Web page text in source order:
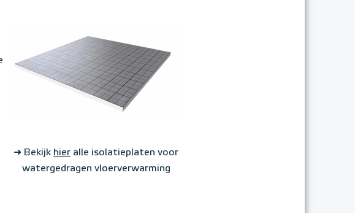
➜ Bekijk hier alle isolatieplaten voor
watergedragen vloerverwarming